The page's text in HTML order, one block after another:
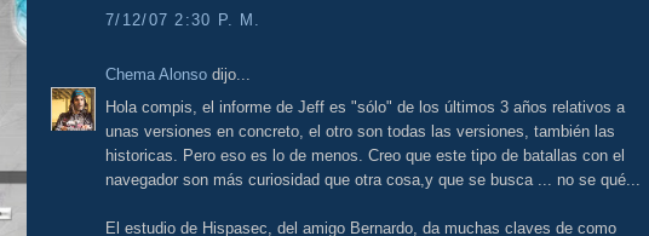
7/12/07 2:30 P. M.
Chema Alonso dijo...
Hola compis, el informe de Jeff es "sólo" de los últimos 3 años relativos a
unas versiones en concreto, el otro son todas las versiones, también las
historicas. Pero eso es lo de menos. Creo que este tipo de batallas con el
navegador son más curiosidad que otra cosa,y que se busca ... no se qué...
El estudio de Hispasec, del amigo Bernardo, da muchas claves de como